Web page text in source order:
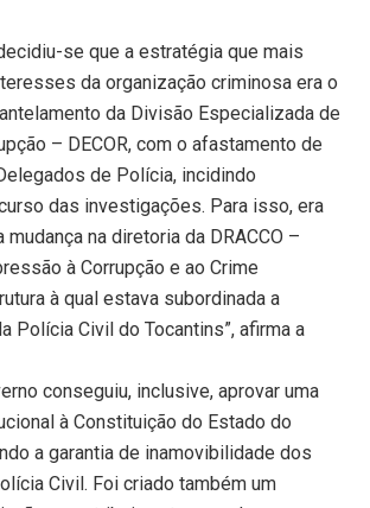
se que a estratégia que mais
da organização criminosa era o
da Divisão Especializada de
– DECOR, com o afastamento de
de Polícia, incidindo
das investigações. Para isso, era
na diretoria da DRACCO –
à Corrupção e ao Crime
à qual estava subordinada a
Polícia Civil do Tocantins”, afirma a
conseguiu, inclusive, aprovar uma
à Constituição do Estado do
a garantia de inamovibilidade dos
Civil. Foi criado também um